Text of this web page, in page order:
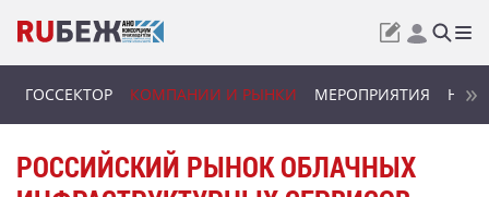
ГОССЕКТОР КОМПАНИИ И РЫНКИ МЕРОПРИЯТИЯ
РОССИЙСКИЙ РЫНОК ОБЛАЧНЫХ